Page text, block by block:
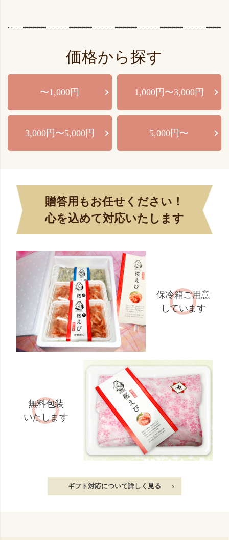
価格から探す
〜1,000円 1,000円〜3,000円
3,000円〜5,000円 5,000円〜
贈答用もお任せください！
心を込めて対応いたします
保冷箱ご用意
しています
無料包装
いたします
ギフト対応について詳しく見る